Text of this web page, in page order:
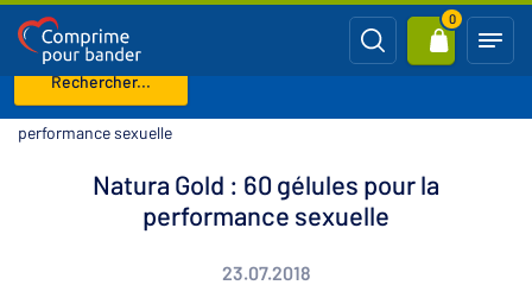
Rechercher...
0
Page d'accueil Blog
performance sexuelle
Natura Gold : 60 gélules pour la
performance sexuelle
23.07.2018